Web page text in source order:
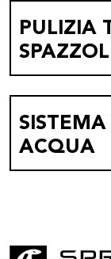
PULIZIA
ACQUA